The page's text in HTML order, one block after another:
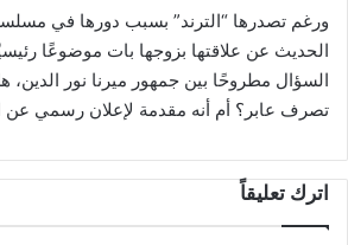
ورغم تصدرها “الترند” بسبب دورها في
الحديث عن علاقتها بزوجها بات موضوعًا
السؤال مطروحًا بين جمهور ميرنا نور
تصرف عابر؟ أم أنه مقدمة لإعلان رسمي عن
اترك تعليقاً